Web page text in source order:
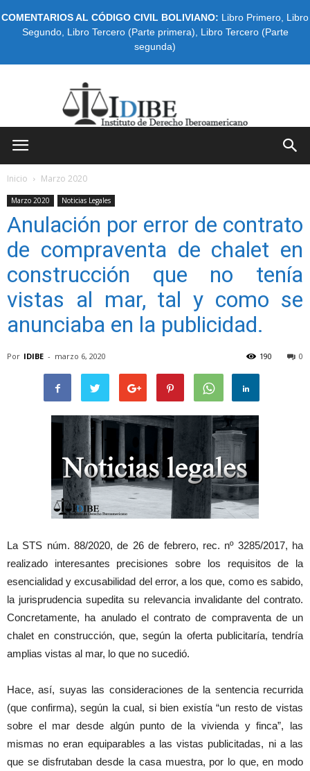
COMENTARIOS AL CÓDIGO CIVIL BOLIVIANO: Libro Primero Libro
Segundo, Libro Tercero (Parte primera)
Libro Tercero (Parte
segunda)
Inicio Marzo 2020
Marzo 2020 Noticias Legales
Anulación por error de contrato
de compraventa de chalet en
construcción que no tenía
vistas al mar, tal y como se
anunciaba en la publicidad.
Por IDIBE - marzo 6, 2020 0
190
La STS núm. 88/2020, de 26 de febrero, rec. nº 3285/2017, ha
realizado interesantes precisiones sobre los requisitos de la
esencialidad y excusabilidad del error, a los que, como es sabido,
la jurisprudencia supedita su relevancia invalidante del contrato.
Concretamente, ha anulado el contrato de compraventa de un
chalet en construcción, que, según la oferta publicitaría, tendría
amplias vistas al mar, lo que no sucedió.
Hace, así, suyas las consideraciones de la sentencia recurrida
(que confirma), según la cual, si bien existía “un resto de vistas
sobre el mar desde algún punto de la vivienda y finca”, las
mismas no eran equiparables a las vistas publicitadas, ni a las
que se disfrutaban desde la casa muestra, por lo que, en modo